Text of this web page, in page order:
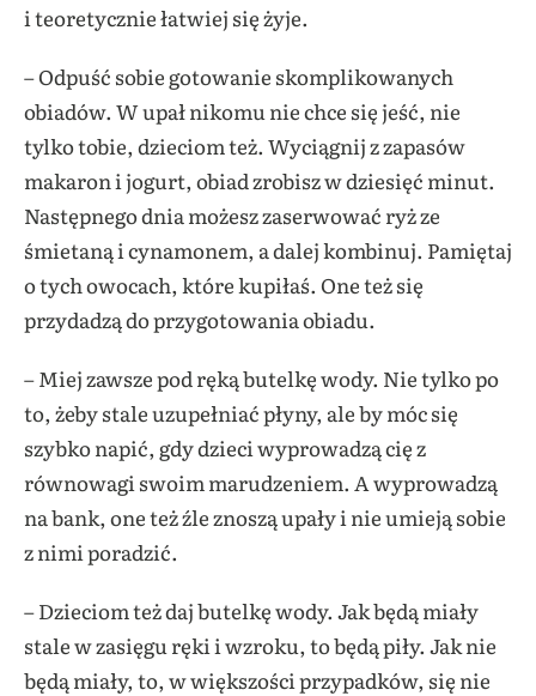
i teoretycznie łatwiej się żyje.
– Odpuść sobie gotowanie skomplikowanych
obiadów. W upał nikomu nie chce się jeść, nie
tylko tobie, dzieciom też. Wyciągnij z zapasów
makaron i jogurt, obiad zrobisz w dziesięć minut.
Następnego dnia możesz zaserwować ryż ze
śmietaną i cynamonem, a dalej kombinuj. Pamiętaj
o tych owocach, które kupiłaś. One też się
przydadzą do przygotowania obiadu.
– Miej zawsze pod ręką butelkę wody. Nie tylko po
to, żeby stale uzupełniać płyny, ale by móc się
szybko napić, gdy dzieci wyprowadzą cię z
równowagi swoim marudzeniem. A wyprowadzą
na bank, one też źle znoszą upały i nie umieją sobie
z nimi poradzić.
– Dzieciom też daj butelkę wody. Jak będą miały
stale w zasięgu ręki i wzroku, to będą piły. Jak nie
będą miały, to, w większości przypadków, się nie